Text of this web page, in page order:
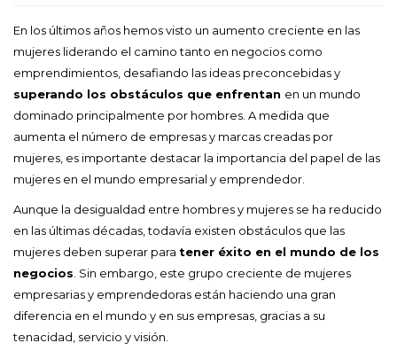
En los últimos años hemos visto un aumento creciente en las
mujeres liderando el camino tanto en negocios como
emprendimientos, desafiando las ideas preconcebidas y
superando los obstáculos que enfrentan en un mundo
dominado principalmente por hombres. A medida que
aumenta el número de empresas y marcas creadas por
mujeres, es importante destacar la importancia del papel de las
mujeres en el mundo empresarial y emprendedor.
Aunque la desigualdad entre hombres y mujeres se ha reducido
en las últimas décadas, todavía existen obstáculos que las
mujeres deben superar para tener éxito en el mundo de los
negocios . Sin embargo, este grupo creciente de mujeres
empresarias y emprendedoras están haciendo una gran
diferencia en el mundo y en sus empresas, gracias a su
tenacidad, servicio y visión.